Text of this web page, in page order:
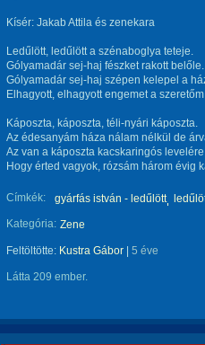
Kísér: Jakab Attila és zenekara
Ledűlött, ledűlött a szénaboglya teteje.
Gólyamadár sej-haj fészket rakott belőle.
Gólyamadár sej-haj szépen kelepel a
Elhagyott, elhagyott engemet a
Káposzta, káposzta, téli-nyári káposzta.
Az édesanyám háza nálam nélkül de
Az van a káposzta kacskaringós
Hogy érted vagyok, rózsám három évig
Címkék: gyárfás istván - ledűlött
Kategória: Zene
Feltöltötte: Kustra Gábor 5 éve
Látta 209 ember.